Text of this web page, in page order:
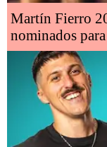
Martín Fierro
nominados